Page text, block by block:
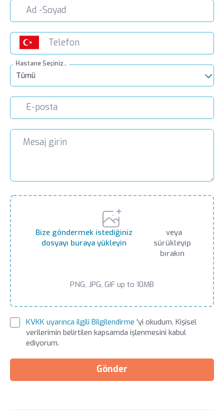
Hastane Seçiniz..
Tümü
Bize göndermek istediğiniz
dosyayı buraya yükleyin
veya
sürükleyip
bırakın
PNG, JPG, GIF up to 10MB
KVKK uyarınca ilgili Bilgilendirme 'yi okudum. Kişisel
verilerimin belirtilen kapsamda işlenmesini kabul
ediyorum.
Gönder